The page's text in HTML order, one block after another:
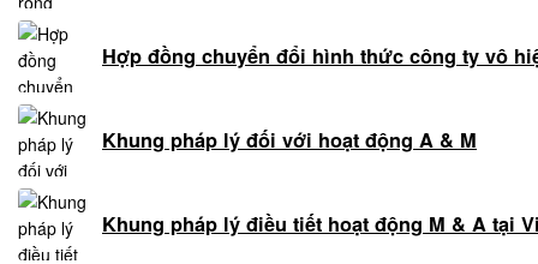
Hợp đồng chuyển đổi hình thức công ty vô
Khung pháp lý đối với hoạt động A & M
Khung pháp lý điều tiết hoạt động M & A tại